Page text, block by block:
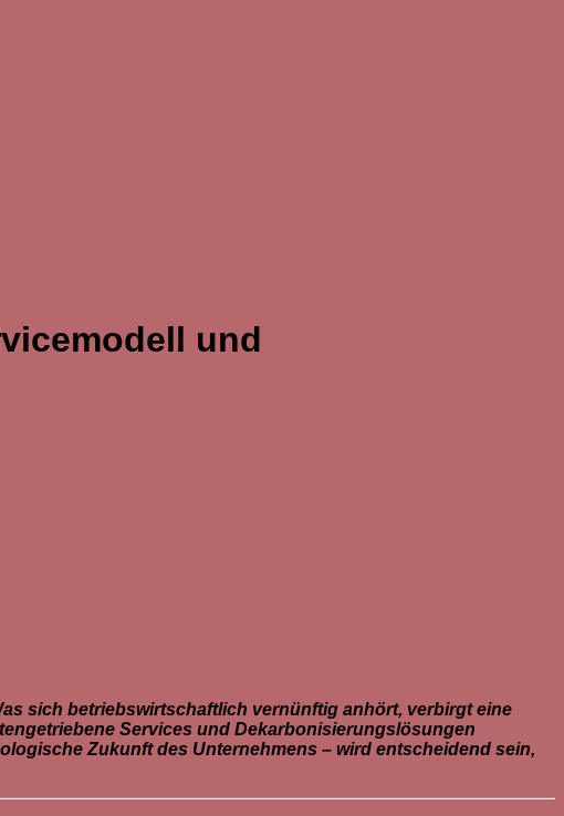
und
sich betriebswirtschaftlich vernünftig anhört, verbirgt eine
Services und Dekarbonisierungslösungen
Zukunft des Unternehmens – wird entscheidend sein,